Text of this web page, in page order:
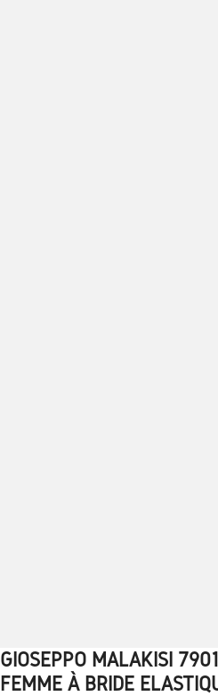
2 3 4 5 6
GIOSEPPO MALAKISI
FEMME À BRIDE